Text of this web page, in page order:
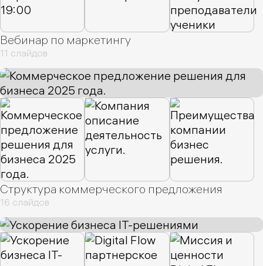
Вебинар по маркетингу
11 слайдов
Структура коммерческого предложения
16 слайдов